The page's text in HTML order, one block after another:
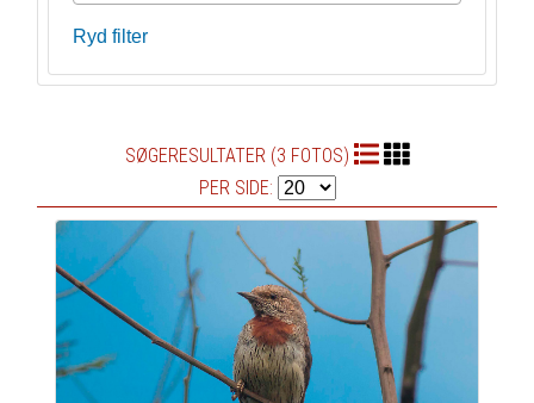
Ryd filter
SØGERESULTATER (3 FOTOS)
PER SIDE: